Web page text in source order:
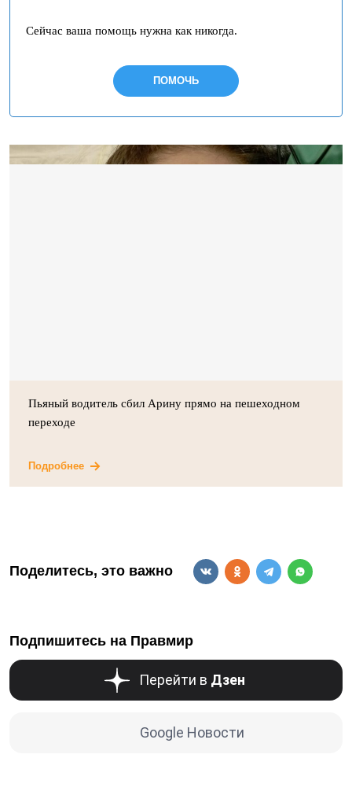
Сейчас ваша помощь нужна как никогда.
ПОМОЧЬ
Пьяный водитель сбил Арину прямо на пешеходном
переходе
Подробнее
Поделитесь, это важно
Подпишитесь на Правмир
Перейти в Дзен
Google Новости